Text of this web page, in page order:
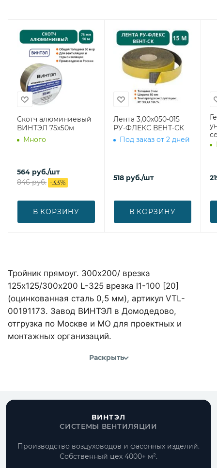
Скотч алюминиевый
ВИНТЭЛ 75х50м
Много
564 руб./шт
846руб. -33%
В КОРЗИНУ
Лента 3,00х050-015
РУ-ФЛЕКС ВЕНТ-СК
Под заказ от 2 дней
518 руб./шт
В КОРЗИНУ
Тройник прямоуг. 300х200/ врезка
125х125/300х200 L-325 врезка l1-100 [20]
(оцинкованная сталь 0,5 мм), артикул VTL-
00191173. Завод ВИНТЭЛ в Домодедово,
отгрузка по Москве и МО для проектных и
монтажных организаций.
Раскрыть
ВИНТЭЛ
СИСТЕМЫ ВЕНТИЛЯЦИИ
Производство воздуховодов и фасонных изделий.
Собственный цех 4000+ м².